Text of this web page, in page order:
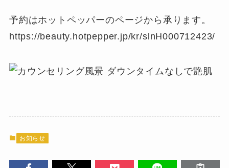
予約はホットペッパーのページから承ります。
https://beauty.hotpepper.jp/kr/slnH000712423/
お知らせ